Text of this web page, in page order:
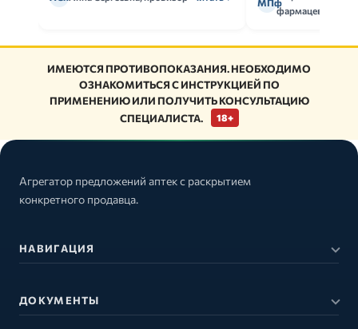
МПф
фармацевт
ИМЕЮТСЯ ПРОТИВОПОКАЗАНИЯ. НЕОБХОДИМО
ОЗНАКОМИТЬСЯ С ИНСТРУКЦИЕЙ ПО
ПРИМЕНЕНИЮ ИЛИ ПОЛУЧИТЬ КОНСУЛЬТАЦИЮ
СПЕЦИАЛИСТА.
18+
Агрегатор предложений аптек с раскрытием
конкретного продавца.
НАВИГАЦИЯ
ДОКУМЕНТЫ